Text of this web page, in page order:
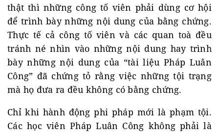
thật thì những công tố viên phải dùng cơ hội
để trình bày những nội dung của bằng chứng.
Thực tế cả công tố viên và các quan toà đều
tránh né nhìn vào những nội dung hay trình
bày những nội dung của “tài liệu Pháp Luân
Công” đã chứng tỏ rằng việc những tội trạng
mà họ đưa ra đều không có bằng chứng.
Chỉ khi hành động phi pháp mới là phạm tội.
Các học viên Pháp Luân Công không phải là